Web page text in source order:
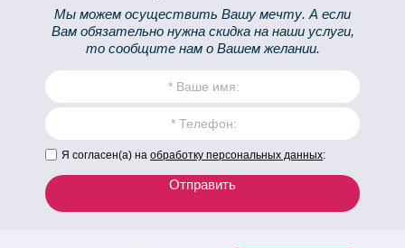
Мы можем осуществить Вашу мечту. А если
Вам обязательно нужна скидка на наши услуги,
то сообщите нам о Вашем желании.
Я согласен(а) на обработку персональных данных:
Отправить